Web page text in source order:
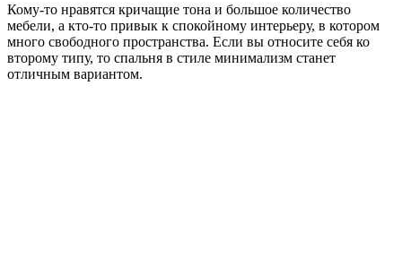
Кому-то нравятся кричащие тона и большое количество
мебели, а кто-то привык к спокойному интерьеру, в котором
много свободного пространства. Если вы относите себя ко
второму типу, то спальня в стиле минимализм станет
отличным вариантом.